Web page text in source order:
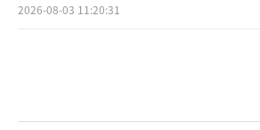
2026-08-03 11:20:31